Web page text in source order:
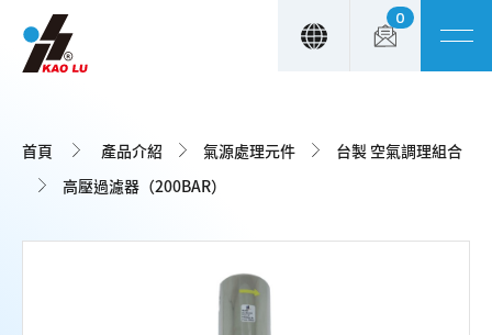
0
首頁 產品介紹 氣源處理元件
台製 空氣調理組合
高壓過濾器（200BAR）
Cookie管理面板